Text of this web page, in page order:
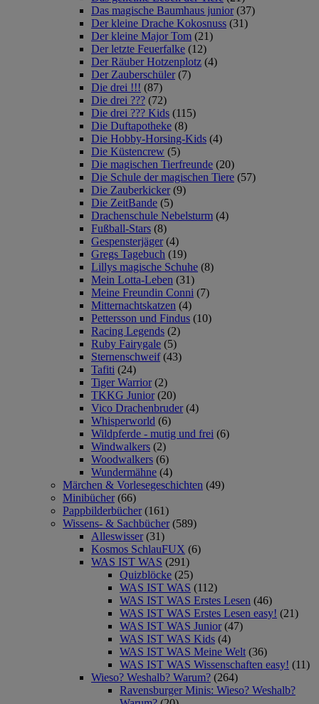
Das magische Baumhaus junior (37)
Der kleine Drache Kokosnuss (31)
Der kleine Major Tom (21)
Der letzte Feuerfalke (12)
Der Räuber Hotzenplotz (4)
Der Zauberschüler (7)
Die drei !!! (87)
Die drei ??? (72)
Die drei ??? Kids (115)
Die Duftapotheke (8)
Die Hobby-Horsing-Kids (4)
Die Küstencrew (5)
Die magischen Tierfreunde (20)
Die Schule der magischen Tiere (57)
Die Zauberkicker (9)
Die ZeitBande (5)
Drachenschule Nebelsturm (4)
Fußball-Stars (8)
Gespensterjäger (4)
Gregs Tagebuch (19)
Lillys magische Schuhe (8)
Mein Lotta-Leben (31)
Meine Freundin Conni (7)
Mitternachtskatzen (4)
Pettersson und Findus (10)
Racing Legends (2)
Ruby Fairygale (5)
Sternenschweif (43)
Tafiti (24)
Tiger Warrior (2)
TKKG Junior (20)
Vico Drachenbruder (4)
Whisperworld (6)
Wildpferde - mutig und frei (6)
Windwalkers (2)
Woodwalkers (6)
Wundermähne (4)
Märchen & Vorlesegeschichten (49)
Minibücher (66)
Pappbilderbücher (161)
Wissens- & Sachbücher (589)
Alleswisser (31)
Kosmos SchlauFUX (6)
WAS IST WAS (291)
Quizblöcke (25)
WAS IST WAS (112)
WAS IST WAS Erstes Lesen (46)
WAS IST WAS Erstes Lesen easy! (21)
WAS IST WAS Junior (47)
WAS IST WAS Kids (4)
WAS IST WAS Meine Welt (36)
WAS IST WAS Wissenschaften easy! (11)
Wieso? Weshalb? Warum? (264)
Ravensburger Minis: Wieso? Weshalb?